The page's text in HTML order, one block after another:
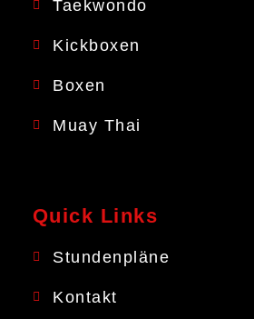
Taekwondo
Kickboxen
Boxen
Muay Thai
Quick Links
Stundenpläne
Kontakt